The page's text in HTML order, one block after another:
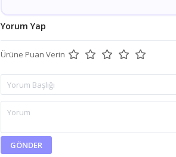
Yorum Yap
Ürüne Puan Verin
GÖNDER